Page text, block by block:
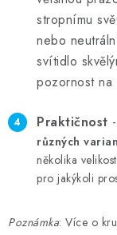
stropnímu
nebo
svítidlo
pozornost
Praktičnost -
různých
několika
pro jakýkoli
Poznámka: Více o